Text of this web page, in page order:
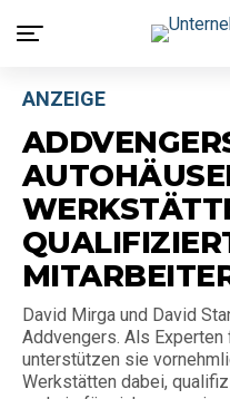
ANZEIGE
David Mirga und David
Addvengers. Als
unterstützen sie
Werkstätten dabei,